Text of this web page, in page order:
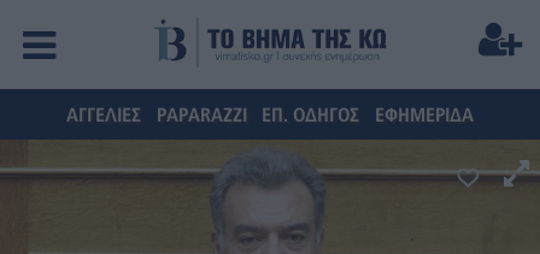
ΑΓΓΕΛΙΕΣ PAPARAZZI ΕΠ. ΟΔΗΓΟΣ ΕΦΗΜΕΡΙΔΑ